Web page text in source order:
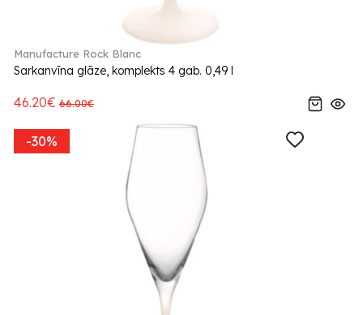
Manufacture Rock Blanc
Sarkanvīna glāze, komplekts 4 gab. 0,49 l
46.20€ 66.00€
-30%